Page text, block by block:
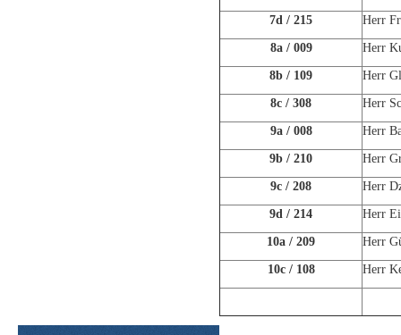
7d / 215 Herr
8a / 009 Herr
8b / 109 Herr
8c / 308 Herr
9a / 008 Herr
9b / 210 Herr
9c / 208 Herr
9d / 214 Herr
10a / 209 Herr
10c / 108 Herr